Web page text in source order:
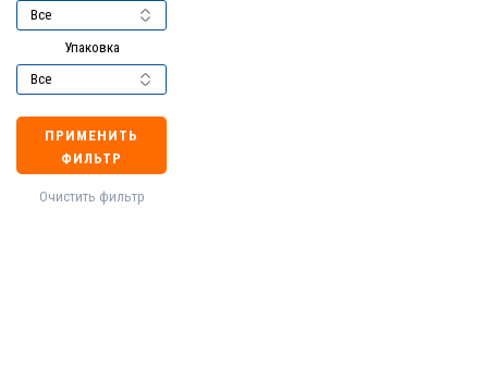
Упаковка
ПРИМЕНИТЬ
ФИЛЬТР
Очистить фильтр